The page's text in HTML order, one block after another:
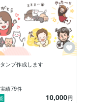
絵や工作の指導）
ーケを押し花にし
ィア）の活動も行
ンプ作成します
実績79件
10,000円